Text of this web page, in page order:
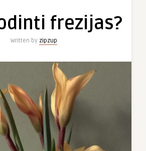
frezijas?
frezijas?
Written by zipzup